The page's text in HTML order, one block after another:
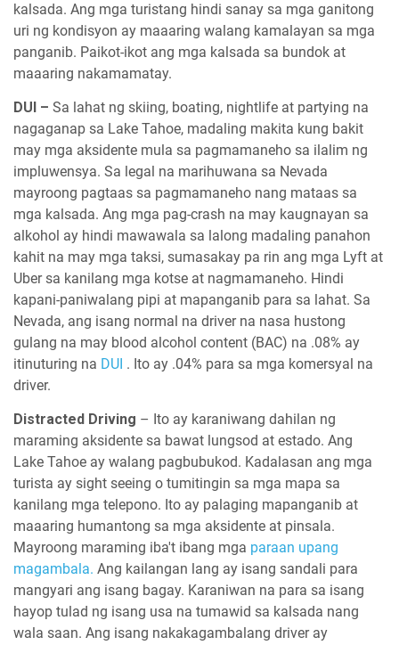
kalsada. Ang mga turistang hindi sanay sa mga ganitong
uri ng kondisyon ay maaaring walang kamalayan sa mga
panganib. Paikot-ikot ang mga kalsada sa bundok at
maaaring nakamamatay.
DUI – Sa lahat ng skiing, boating, nightlife at partying na
nagaganap sa Lake Tahoe, madaling makita kung bakit
may mga aksidente mula sa pagmamaneho sa ilalim ng
impluwensya. Sa legal na marihuwana sa Nevada
mayroong pagtaas sa pagmamaneho nang mataas sa
mga kalsada. Ang mga pag-crash na may kaugnayan sa
alkohol ay hindi mawawala sa lalong madaling panahon
kahit na may mga taksi, sumasakay pa rin ang mga Lyft at
Uber sa kanilang mga kotse at nagmamaneho. Hindi
kapani-paniwalang pipi at mapanganib para sa lahat. Sa
Nevada, ang isang normal na driver na nasa hustong
gulang na may blood alcohol content (BAC) na .08% ay
itinuturing na DUI . Ito ay .04% para sa mga komersyal na
driver.
Distracted Driving – Ito ay karaniwang dahilan ng
maraming aksidente sa bawat lungsod at estado. Ang
Lake Tahoe ay walang pagbubukod. Kadalasan ang mga
turista ay sight seeing o tumitingin sa mga mapa sa
kanilang mga telepono. Ito ay palaging mapanganib at
maaaring humantong sa mga aksidente at pinsala.
Mayroong maraming iba't ibang mga paraan upang
magambala. Ang kailangan lang ay isang sandali para
mangyari ang isang bagay. Karaniwan na para sa isang
hayop tulad ng isang usa na tumawid sa kalsada nang
wala saan. Ang isang nakakagambalang driver ay